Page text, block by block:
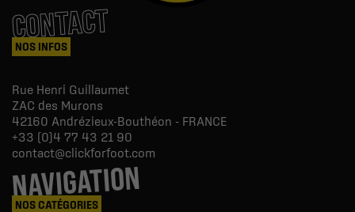
CONTACT
NOS INFOS
Rue Henri Guillaumet
ZAC des Murons
42160 Andrézieux-Bouthéon - FRANCE
+33 (0)4 77 43 21 90
contact@clickforfoot.com
NAVIGATION
NOS CATÉGORIES